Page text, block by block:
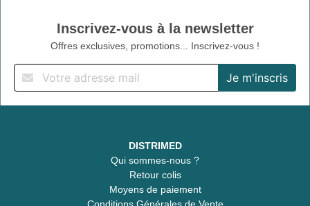
Inscrivez-vous à la newsletter
Offres exclusives, promotions... Inscrivez-vous !
DISTRIMED
Qui sommes-nous ?
Retour colis
Moyens de paiement